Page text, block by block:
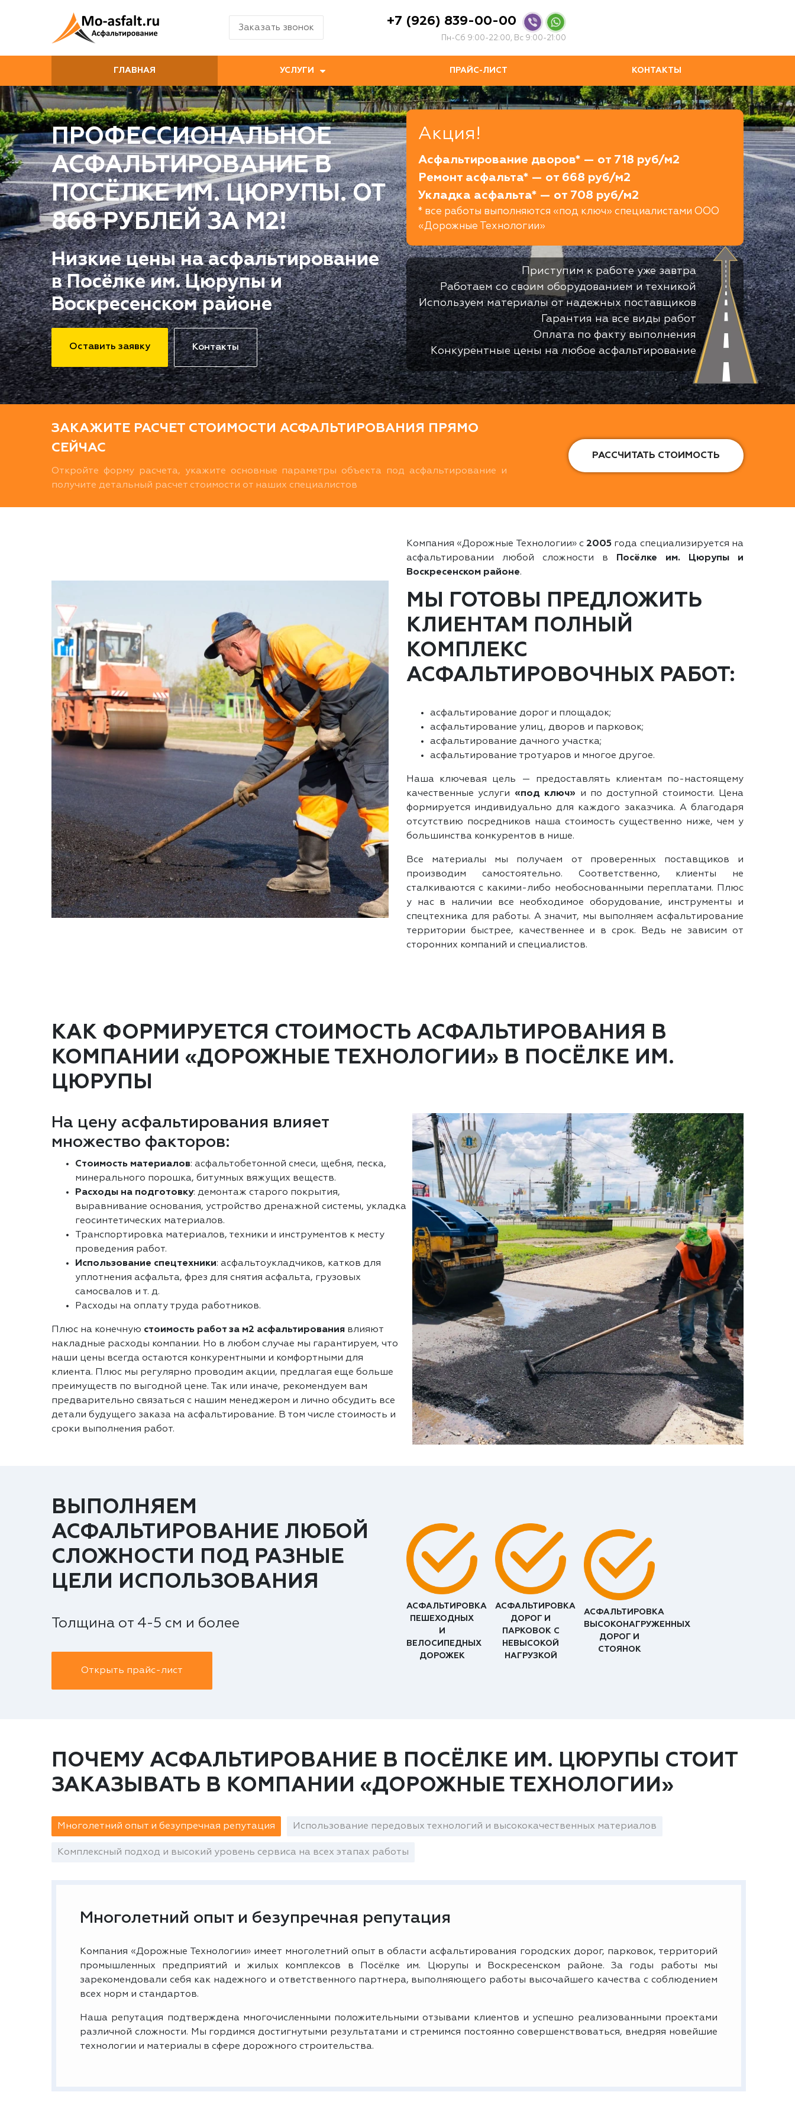
Заказать звонок +7 (926) 839-00-00
Пн-Сб 9:00-22:00, Вс 9:00-21:00
ГЛАВНАЯ УСЛУГИ ПРАЙС-ЛИСТ КОНТАКТЫ
ПРОФЕССИОНАЛЬНОЕ
АСФАЛЬТИРОВАНИЕ В
ПОСЁЛКЕ ИМ. ЦЮРУПЫ. ОТ
868 РУБЛЕЙ ЗА М2!
Низкие цены на асфальтирование
в Посёлке им. Цюрупы и
Воскресенском районе
Оставить заявку Контакты
Акция!
Асфальтирование дворов* — от 718 руб/м2
Ремонт асфальта* — от 668 руб/м2
Укладка асфальта* — от 708 руб/м2
* все работы выполняются «под ключ» специалистами ООО
«Дорожные Технологии»
Приступим к работе уже завтра
Работаем со своим оборудованием и техникой
Используем материалы от надежных поставщиков
Гарантия на все виды работ
Оплата по факту выполнения
Конкурентные цены на любое асфальтирование
ЗАКАЖИТЕ РАСЧЕТ СТОИМОСТИ АСФАЛЬТИРОВАНИЯ ПРЯМО
СЕЙЧАС
Откройте форму расчета, укажите основные параметры объекта под асфальтирование и
получите детальный расчет стоимости от наших специалистов
РАССЧИТАТЬ СТОИМОСТЬ
Компания «Дорожные Технологии» с 2005 года специализируется на
асфальтировании любой сложности в
Посёлке им. Цюрупы и
Воскресенском районе.
МЫ ГОТОВЫ ПРЕДЛОЖИТЬ
КЛИЕНТАМ ПОЛНЫЙ
КОМПЛЕКС
АСФАЛЬТИРОВОЧНЫХ РАБОТ:
асфальтирование дорог и площадок;
асфальтирование улиц, дворов и парковок;
асфальтирование дачного участка;
асфальтирование тротуаров и многое другое.
Наша ключевая цель — предоставлять клиентам по-настоящему
качественные услуги «под ключ» и по доступной стоимости. Цена
формируется индивидуально для каждого заказчика. А благодаря
отсутствию посредников наша стоимость существенно ниже, чем у
большинства конкурентов в нише.
Все материалы мы получаем от проверенных поставщиков и
производим самостоятельно. Соответственно, клиенты не
сталкиваются с какими-либо необоснованными переплатами. Плюс
у нас в наличии все необходимое оборудование, инструменты и
спецтехника для работы. А значит, мы выполняем асфальтирование
территории быстрее, качественнее и в срок. Ведь не зависим от
сторонних компаний и специалистов.
КАК ФОРМИРУЕТСЯ СТОИМОСТЬ АСФАЛЬТИРОВАНИЯ В
КОМПАНИИ «ДОРОЖНЫЕ ТЕХНОЛОГИИ» В ПОСЁЛКЕ ИМ.
ЦЮРУПЫ
На цену асфальтирования влияет
множество факторов:
Стоимость материалов: асфальтобетонной смеси, щебня, песка,
минерального порошка, битумных вяжущих веществ.
Расходы на подготовку: демонтаж старого покрытия,
выравнивание основания, устройство дренажной системы, укладка
геосинтетических материалов.
Транспортировка материалов, техники и инструментов к месту
проведения работ.
Использование спецтехники: асфальтоукладчиков, катков для
уплотнения асфальта, фрез для снятия асфальта, грузовых
самосвалов и т. д.
Расходы на оплату труда работников.
Плюс на конечную стоимость работ за м2 асфальтирования влияют
накладные расходы компании. Но в любом случае мы гарантируем, что
наши цены всегда остаются конкурентными и комфортными для
клиента. Плюс мы регулярно проводим акции, предлагая еще больше
преимуществ по выгодной цене. Так или иначе, рекомендуем вам
предварительно связаться с нашим менеджером и лично обсудить все
детали будущего заказа на асфальтирование. В том числе стоимость и
сроки выполнения работ.
ВЫПОЛНЯЕМ
АСФАЛЬТИРОВАНИЕ ЛЮБОЙ
СЛОЖНОСТИ ПОД РАЗНЫЕ
ЦЕЛИ ИСПОЛЬЗОВАНИЯ
Толщина от 4-5 см и более
Открыть прайс-лист
АСФАЛЬТИРОВКА
ПЕШЕХОДНЫХ
И
ВЕЛОСИПЕДНЫХ
ДОРОЖЕК
АСФАЛЬТИРОВКА
ДОРОГ И
ПАРКОВОК С
НЕВЫСОКОЙ
НАГРУЗКОЙ
АСФАЛЬТИРОВКА
ВЫСОКОНАГРУЖЕННЫХ
ДОРОГ И
СТОЯНОК
ПОЧЕМУ АСФАЛЬТИРОВАНИЕ В ПОСЁЛКЕ ИМ. ЦЮРУПЫ СТОИТ
ЗАКАЗЫВАТЬ В КОМПАНИИ «ДОРОЖНЫЕ ТЕХНОЛОГИИ»
Многолетний опыт и безупречная репутация Использование передовых технологий и высококачественных материалов
Комплексный подход и высокий уровень сервиса на всех этапах работы
Многолетний опыт и безупречная репутация
Компания «Дорожные Технологии» имеет многолетний опыт в области асфальтирования городских дорог, парковок, территорий
промышленных предприятий и жилых комплексов в Посёлке им. Цюрупы и Воскресенском районе. За годы работы мы
зарекомендовали себя как надежного и ответственного партнера, выполняющего работы высочайшего качества с соблюдением
всех норм и стандартов.
Наша репутация подтверждена многочисленными положительными отзывами клиентов и успешно реализованными проектами
различной сложности. Мы гордимся достигнутыми результатами и стремимся постоянно совершенствоваться, внедряя новейшие
технологии и материалы в сфере дорожного строительства.